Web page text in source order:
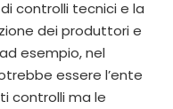
controlli tecnici e la
dei produttori e
esempio, nel
essere l’ente
controlli ma le